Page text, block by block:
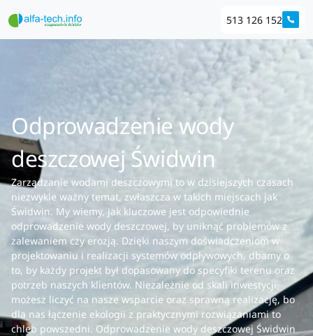
513 126 152
Odprowadzenie wody
deszczowej Świdwin
Zarządzanie wodami deszczowymi to w dzisiejszych czasach
niezwykle ważny temat, zwłaszcza w takich miejscach jak
Świdwin. My wiemy, jak kluczowe jest odpowiednie
odprowadzenie wody deszczowej, by uniknąć problemów z
zalewaniem czy erozją. Dzięki naszym doświadczeniom w
projektowaniu i realizacji systemów odpływowych, dbamy o
to, by każdy projekt był dopasowany do specyfiki terenu oraz
potrzeb naszych klientów. Niezależnie od skali inwestycji,
możesz liczyć na nasze wsparcie oraz sprawną realizację, bo
dla nas łączenie ekologii z praktycznymi rozwiązaniami to
chleb powszedni. Odprowadzenie wody deszczowej Świdwin